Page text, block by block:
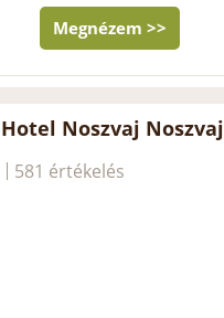
Megnézem >>
Noszvaj Noszvaj
581 értékelés